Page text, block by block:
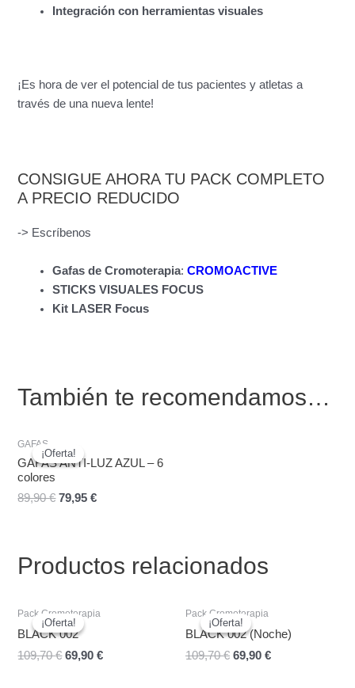
Integración con herramientas visuales
¡Es hora de ver el potencial de tus pacientes y atletas a
través de una nueva lente!
CONSIGUE AHORA TU PACK COMPLETO
A PRECIO REDUCIDO
-> Escríbenos
Gafas de Cromoterapia:CROMOACTIVE
STICKS VISUALES FOCUS
Kit LASER Focus
También te recomendamos…
¡Oferta!
¡Oferta!
GAFAS
GAFAS ANTI-LUZ AZUL – 6
colores
89,90€
precio
original
79,95€
actual
Productos relacionados
¡Oferta!
¡Oferta!
Pack Cromoterapia
BLACK 002
109,70€
precio
original
109,70 €.
69,90€69,90 €.
¡Oferta!
¡Oferta!
Pack Cromoterapia
BLACK 002 (Noche)
109,70€
precio
original
109,70 €.
69,90 €
actual
69,90 €.